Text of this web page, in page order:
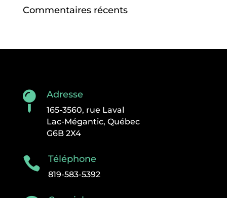
Commentaires récents
 Adresse
165-3560, rue Laval
Lac-Mégantic, Québec
G6B 2X4
 Téléphone
819-583-5392